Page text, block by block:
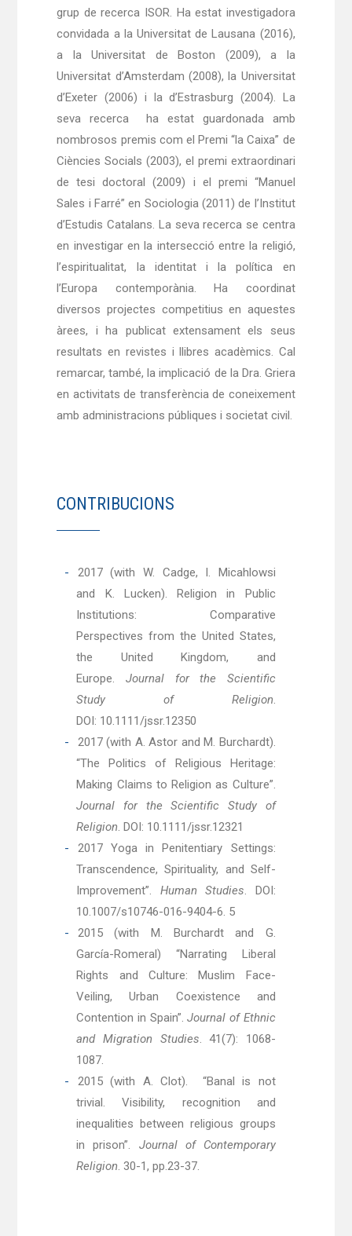
grup de recerca ISOR. Ha estat investigadora
convidada a la Universitat de Lausana (2016),
a la Universitat de Boston (2009), a la
Universitat d’Amsterdam (2008), la Universitat
d’Exeter (2006) i la d’Estrasburg (2004). La
seva recerca ha estat guardonada amb
nombrosos premis com el Premi “la Caixa” de
Ciències Socials (2003), el premi extraordinari
de tesi doctoral (2009) i el premi “Manuel
Sales i Farré” en Sociologia (2011) de l’Institut
d’Estudis Catalans. La seva recerca se centra
en investigar en la intersecció entre la religió,
l’espiritualitat, la identitat i la política en
l’Europa contemporània. Ha coordinat
diversos projectes competitius en aquestes
àrees, i ha publicat extensament els seus
resultats en revistes i llibres acadèmics. Cal
remarcar, també, la implicació de la Dra. Griera
en activitats de transferència de coneixement
amb administracions públiques i societat civil.
CONTRIBUCIONS
2017 (with W. Cadge, I. Micahlowsi
and K. Lucken). Religion in Public
Institutions: Comparative
Perspectives from the United States,
the United Kingdom, and
Europe. Journal for the Scientific
Study of Religion.
DOI: 10.1111/jssr.12350
2017 (with A. Astor and M. Burchardt).
“The Politics of Religious Heritage:
Making Claims to Religion as Culture”.
Journal for the Scientific Study of
Religion. DOI: 10.1111/jssr.12321
2017 Yoga in Penitentiary Settings:
Transcendence, Spirituality, and Self-
Improvement”. Human Studies. DOI:
10.1007/s10746-016-9404-6. 5
2015
(with M. Burchardt and G.
García-Romeral) “Narrating Liberal
Rights and Culture: Muslim Face-
Veiling, Urban Coexistence and
Contention in Spain”.Journal of Ethnic
and Migration Studies. 41(7): 1068-
1087.
2015 (with A. Clot). “Banal is not
trivial. Visibility, recognition and
inequalities between religious groups
in prison”. Journal of Contemporary
Religion. 30-1, pp.23-37.